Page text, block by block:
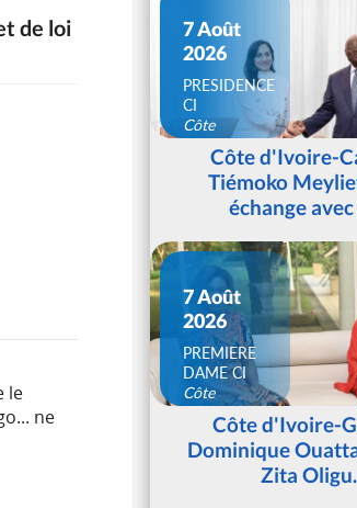
de loi
le
ne
7 Août
2026
PRESIDENCE
CI
Côte
d'IvoireCôte d'Ivoire-
Tiémoko
échange avec
7 Août
2026
PREMIERE
DAME CI
Côte
d'IvoireCôte d'Ivoire-
Dominique
Zita